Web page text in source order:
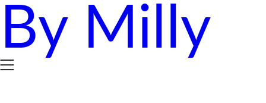
Skip
content
By Milly